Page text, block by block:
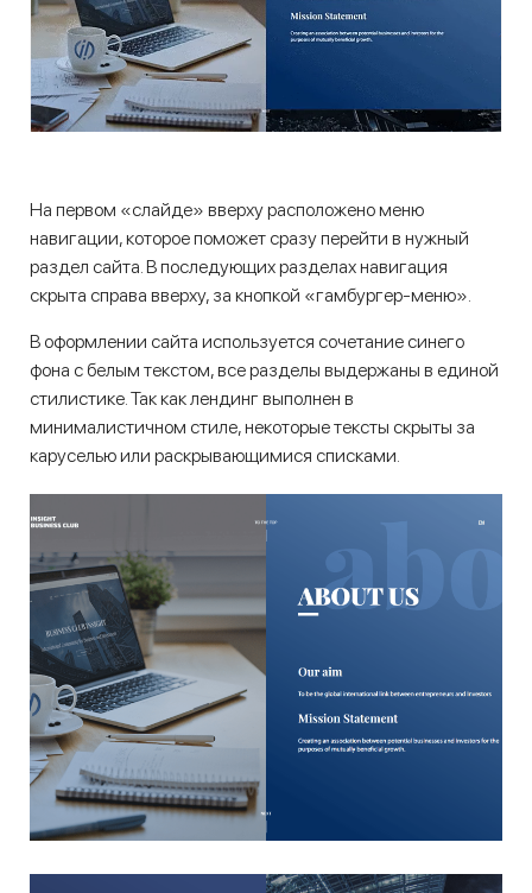
На первом «слайде» вверху расположено меню
навигации, которое поможет сразу перейти в нужный
раздел сайта. В последующих разделах навигация
скрыта справа вверху, за кнопкой «гамбургер-меню».
В оформлении сайта используется сочетание синего
фона с белым текстом, все разделы выдержаны в единой
стилистике. Так как лендинг выполнен в
минималистичном стиле, некоторые тексты скрыты за
каруселью или раскрывающимися списками.